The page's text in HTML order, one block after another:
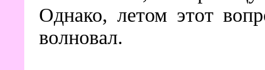
Однако, летом этот
волновал.